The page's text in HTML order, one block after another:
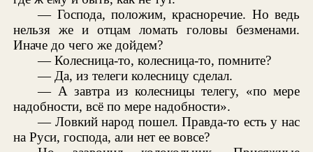
— Господа, положим, красноречие. Но ведь
нельзя же и отцам ломать головы безменами.
Иначе до чего же дойдем?
— Колесница-то, колесница-то, помните?
— Да, из телеги колесницу сделал.
— А завтра из колесницы телегу, «по мере
надобности, всё по мере надобности».
— Ловкий народ пошел. Правда-то есть у нас
на Руси, господа, али нет ее вовсе?